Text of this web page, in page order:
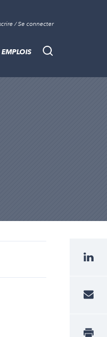
/ Se connecter
Recherche
EMPLOIS